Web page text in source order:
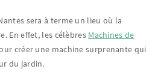
sera à terme un lieu où la
En effet, les célèbres Machines de
créer une machine surprenante qui
du jardin.